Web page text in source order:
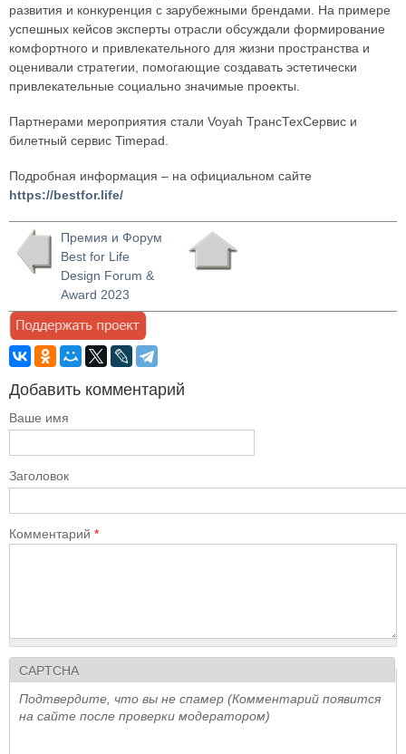
развития и конкуренция с зарубежными брендами. На примере
успешных кейсов эксперты отрасли обсуждали формирование
комфортного и привлекательного для жизни пространства и
оценивали стратегии, помогающие создавать эстетически
привлекательные социально значимые проекты.
Партнерами мероприятия стали Voyah ТрансТехСервис и
билетный сервис Timepad.
Подробная информация – на официальном сайте
https://bestfor.life/
Премия и Форум
Best for Life
Design Forum &
Award 2023
Добавить комментарий
Ваше имя
Заголовок
Комментарий *
CAPTCHA
Подтвердите, что вы не спамер (Комментарий появится
на сайте после проверки модератором)